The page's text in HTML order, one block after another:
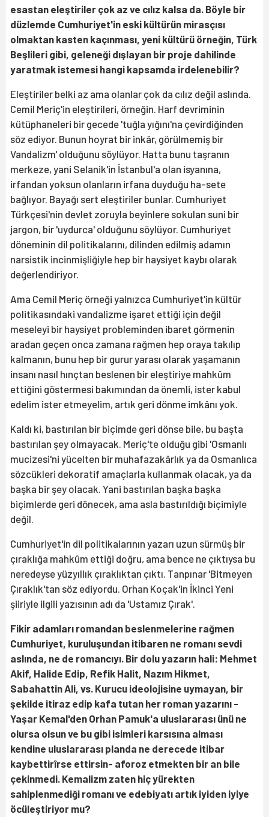
esastan eleştiriler çok az ve cılız kalsa da. Böyle bir
düzlemde Cumhuriyet'in eski kültürün mirasçısı
olmaktan kasten kaçınması, yeni kültürü örneğin, Türk
Beşlileri gibi, geleneği dışlayan bir proje dahilinde
yaratmak istemesi hangi kapsamda irdelenebilir?
Eleştiriler belki az ama olanlar çok da cılız değil aslında.
Cemil Meriç'in eleştirileri, örneğin. Harf devriminin
kütüphaneleri bir gecede 'tuğla yığını'na çevirdiğinden
söz ediyor. Bunun hoyrat bir inkâr, görülmemiş bir
Vandalizm' olduğunu söylüyor. Hatta bunu taşranın
merkeze, yani Selanik'in İstanbul'a olan isyanına,
irfandan yoksun olanların irfana duyduğu ha-sete
bağlıyor. Bayağı sert eleştiriler bunlar. Cumhuriyet
Türkçesi'nin devlet zoruyla beyinlere sokulan suni bir
jargon, bir 'uydurca' olduğunu söylüyor. Cumhuriyet
döneminin dil politikalarını, dilinden edilmiş adamın
narsistik incinmişliğiyle hep bir haysiyet kaybı olarak
değerlendiriyor.
Ama Cemil Meriç örneği yalnızca Cumhuriyet'in kültür
politikasındaki vandalizme işaret ettiği için değil
meseleyi bir haysiyet probleminden ibaret görmenin
aradan geçen onca zamana rağmen hep oraya takılıp
kalmanın, bunu hep bir gurur yarası olarak yaşamanın
insanı nasıl hınçtan beslenen bir eleştiriye mahkûm
ettiğini göstermesi bakımından da önemli, ister kabul
edelim ister etmeyelim, artık geri dönme imkânı yok.
Kaldı ki, bastırılan bir biçimde geri dönse bile, bu başta
bastırılan şey olmayacak. Meriç'te olduğu gibi 'Osmanlı
mucizesi'ni yücelten bir muhafazakârlık ya da Osmanlıca
sözcükleri dekoratif amaçlarla kullanmak olacak, ya da
başka bir şey olacak. Yani bastırılan başka başka
biçimlerde geri dönecek, ama asla bastırıldığı biçimiyle
değil.
Cumhuriyet'in dil politikalarının yazarı uzun sürmüş bir
çıraklığa mahkûm ettiği doğru, ama bence ne çıktıysa bu
neredeyse yüzyıllık çıraklıktan çıktı. Tanpınar 'Bitmeyen
Çıraklık'tan söz ediyordu. Orhan Koçak'in İkinci Yeni
şiiriyle ilgili yazısının adı da 'Ustamız Çırak'.
Fikir adamları romandan beslenmelerine rağmen
Cumhuriyet, kuruluşundan itibaren ne romanı sevdi
aslında, ne de romancıyı. Bir dolu yazarın hali: Mehmet
Akif, Halide Edip, Refik Halit, Nazım Hikmet,
Sabahattin Ali, vs. Kurucu ideolojisine uymayan, bir
şekilde itiraz edip kafa tutan her roman yazarını -
Yaşar Kemal'den Orhan Pamuk'a uluslararası ünü ne
olursa olsun ve bu gibi isimleri karsısına alması
kendine uluslararası planda ne derecede itibar
kaybettirîrse ettirsin- aforoz etmekten bir an bile
çekinmedi. Kemalizm zaten hiç yürekten
sahiplenmediği romanı ve edebiyatı artık iyiden iyiye
öcüleştiriyor mu?